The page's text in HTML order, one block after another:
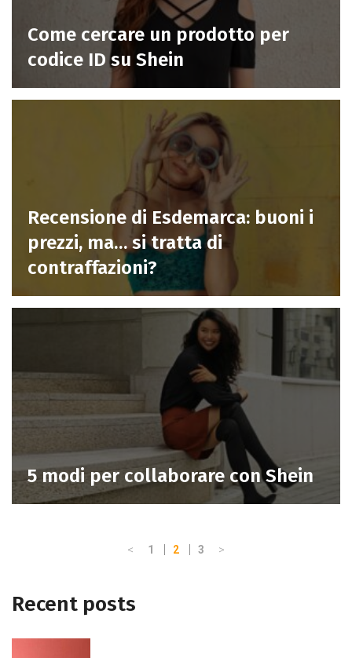
Come cercare un prodotto per
codice ID su Shein
Recensione di Esdemarca: buoni i
prezzi, ma… si tratta di
contraffazioni?
5 modi per collaborare con Shein
Pagina
< Pagina
1 Pagina
2 Pagina
3 Pagina
>
Recent posts